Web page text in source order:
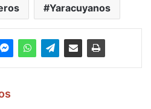
Yaracuyanos